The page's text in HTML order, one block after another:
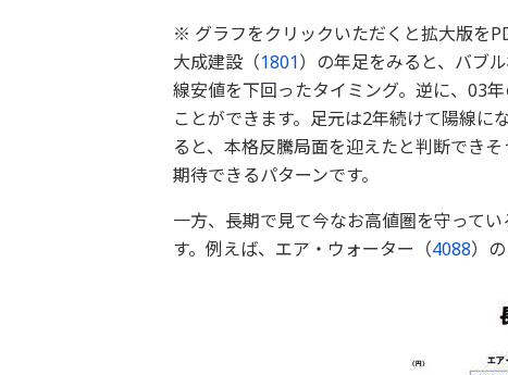
※ グラフをクリックいただくと拡大版を
大成建設（1801）の年足をみると、バブ
線安値を下回ったタイミング。逆に、03
ことができます。足元は2年続けて陽線に
ると、本格反騰局面を迎えたと判断でき
期待できるパターンです。
一方、長期で見て今なお高値圏を守って
す。例えば、エア・ウォーター（4088）